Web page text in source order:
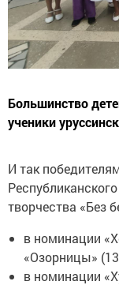
Большинство
ученики
И так
творчества «Без
в номинации
«Озорницы»
в номинации